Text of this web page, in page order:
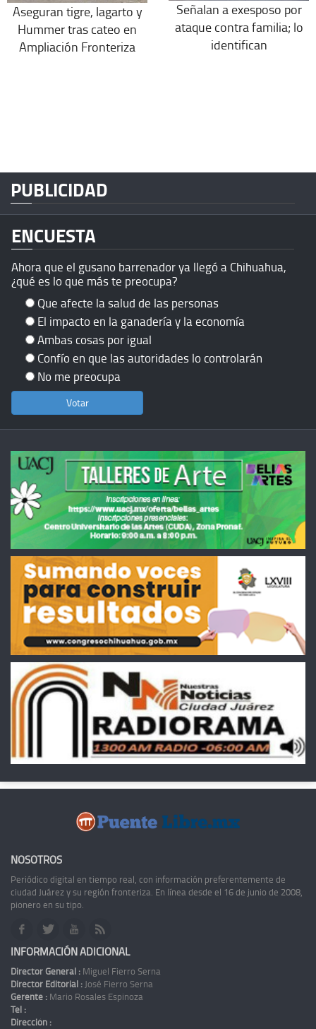
Aseguran tigre, lagarto y
Hummer tras cateo en
Ampliación Fronteriza
Señalan a exesposo por
ataque contra familia; lo
identifican
PUBLICIDAD
ENCUESTA
Ahora que el gusano barrenador ya llegó a Chihuahua,
¿qué es lo que más te preocupa?
Que afecte la salud de las personas
El impacto en la ganadería y la economía
Ambas cosas por igual
Confío en que las autoridades lo controlarán
No me preocupa
NOSOTROS
Periódico digital en tiempo real, con información preferentemente de
ciudad Juárez y su región fronteriza. En línea desde el 16 de junio de 2008,
pionero en su tipo.
INFORMACIÓN ADICIONAL
Director General : Miguel Fierro Serna
Director Editorial : José Fierro Serna
Gerente : Mario Rosales Espinoza
Tel :
Dirección :